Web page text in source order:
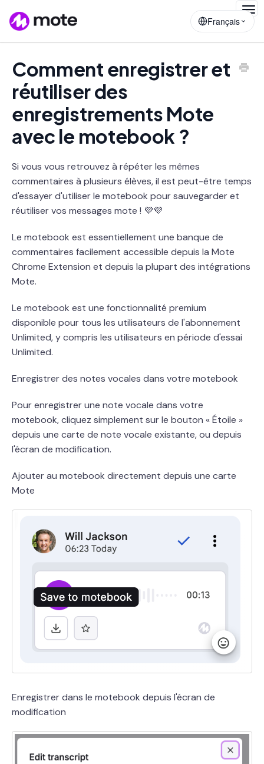
Français
Comment enregistrer et
réutiliser des
enregistrements Mote
avec le motebook ?
Si vous vous retrouvez à répéter les mêmes
commentaires à plusieurs élèves, il est peut-être temps
d'essayer d'utiliser le motebook pour sauvegarder et
réutiliser vos messages mote ! 💜💜
Le motebook est essentiellement une banque de
commentaires facilement accessible depuis la Mote
Chrome Extension et depuis la plupart des intégrations
Mote.
Le motebook est une fonctionnalité premium
disponible pour tous les utilisateurs de l'abonnement
Unlimited, y compris les utilisateurs en période d'essai
Unlimited.
Enregistrer des notes vocales dans votre motebook
Pour enregistrer une note vocale dans votre
motebook, cliquez simplement sur le bouton « Étoile »
depuis une carte de note vocale existante, ou depuis
l'écran de modification.
Ajouter au motebook directement depuis une carte
Mote
Enregistrer dans le motebook depuis l'écran de
modification